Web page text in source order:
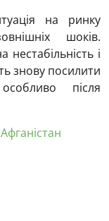
на ринку
шоків.
нестабільність і
знову посилити
після
Афганістан